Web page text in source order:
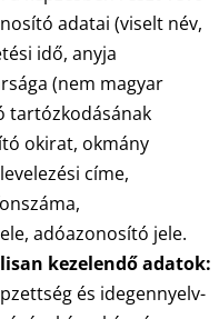
adatai (viselt név,
idő, anyja
(nem magyar
tartózkodásának
okirat, okmány
címe,
adóazonosító jele.
kezelendő adatok:
és idegennyelv-